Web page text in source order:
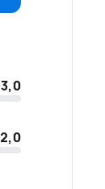
3,0
2,0